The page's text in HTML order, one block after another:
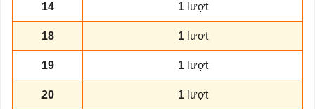
14 1 lượt
18 1 lượt
19 1 lượt
20 1 lượt